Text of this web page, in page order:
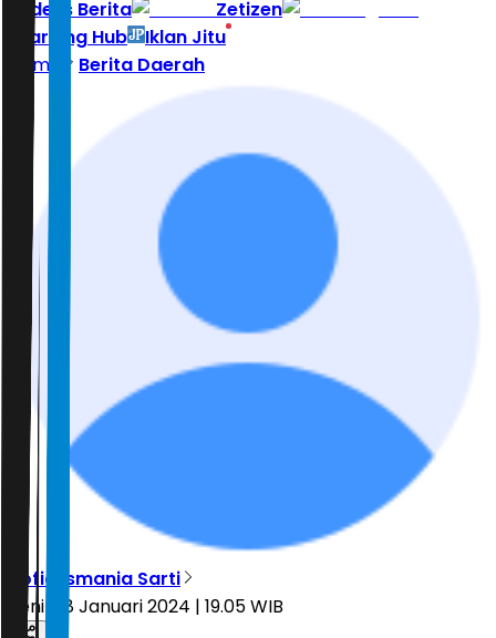
Indeks Berita
Zetizen
Learning Hub
Iklan Jitu
Home
Berita Daerah
Rofia Ismania Sarti
Senin, 8 Januari 2024 | 19.05 WIB